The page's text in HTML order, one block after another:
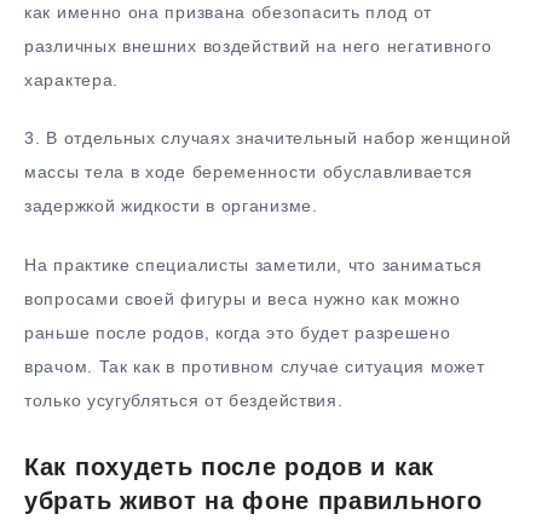
как именно она призвана обезопасить плод от
различных внешних воздействий на него негативного
характера.
3. В отдельных случаях значительный набор женщиной
массы тела в ходе беременности обуславливается
задержкой жидкости в организме.
На практике специалисты заметили, что заниматься
вопросами своей фигуры и веса нужно как можно
раньше после родов, когда это будет разрешено
врачом. Так как в противном случае ситуация может
только усугубляться от бездействия.
Как похудеть после родов и как
убрать живот на фоне правильного